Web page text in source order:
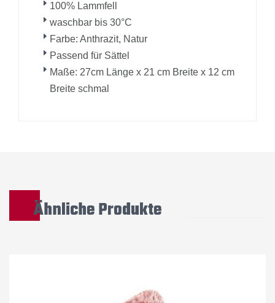
100% Lammfell
waschbar bis 30°C
Farbe: Anthrazit, Natur
Passend für Sättel
Maße: 27cm Länge x 21 cm Breite x 12 cm
Breite schmal
Ähnliche Produkte